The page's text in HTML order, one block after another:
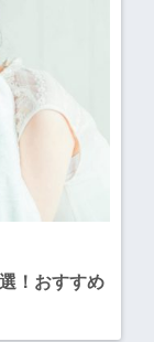
！おすすめ